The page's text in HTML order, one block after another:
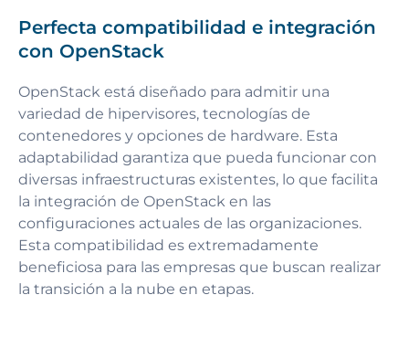
Perfecta compatibilidad e integración
con OpenStack
OpenStack está diseñado para admitir una
variedad de hipervisores, tecnologías de
contenedores y opciones de hardware. Esta
adaptabilidad garantiza que pueda funcionar con
diversas infraestructuras existentes, lo que facilita
la integración de OpenStack en las
configuraciones actuales de las organizaciones.
Esta compatibilidad es extremadamente
beneficiosa para las empresas que buscan realizar
la transición a la nube en etapas.